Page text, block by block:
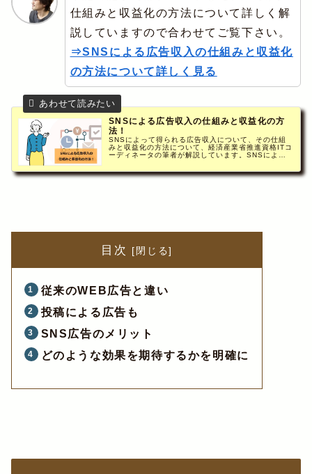
仕組みと収益化の方法について詳しく解
説していますので合わせてご覧下さい。
⇒SNSによる広告収入の仕組みと収益化
の方法について詳しく見る
SNSによる広告収入の仕組みと収益化の方
法！
SNSによって得られる広告収入について、その仕組
みと収益化の方法について、経済産業省推進資格ITコ
ーディネータの筆者が解説しています。SNSによっ
業案件・収益化サービスの利用について解説。
目次
従来のWEB広告と違い
投稿による広告も
SNS広告のメリット
どのような効果を期待するかを明確に